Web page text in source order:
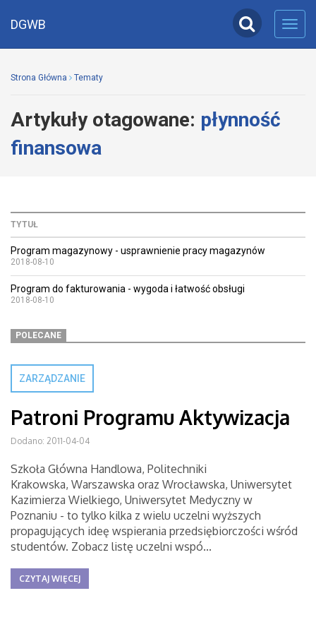
DGWB
Strona Główna Tematy
Artykuły otagowane: płynność
finansowa
TYTUŁ
Program magazynowy - usprawnienie pracy magazynów
2018-08-10
Program do fakturowania - wygoda i łatwość obsługi
2018-08-10
POLECANE
ZARZĄDZANIE
Patroni Programu Aktywizacja
Dodano: 2011-04-04
Szkoła Główna Handlowa, Politechniki
Krakowska, Warszawska oraz Wrocławska, Uniwersytet
Kazimierza Wielkiego, Uniwersytet Medyczny w
Poznaniu - to tylko kilka z wielu uczelni wyższych
propagujących ideę wspierania przedsiębiorczości wśród
studentów. Zobacz listę uczelni wspó...
CZYTAJ WIĘCEJ